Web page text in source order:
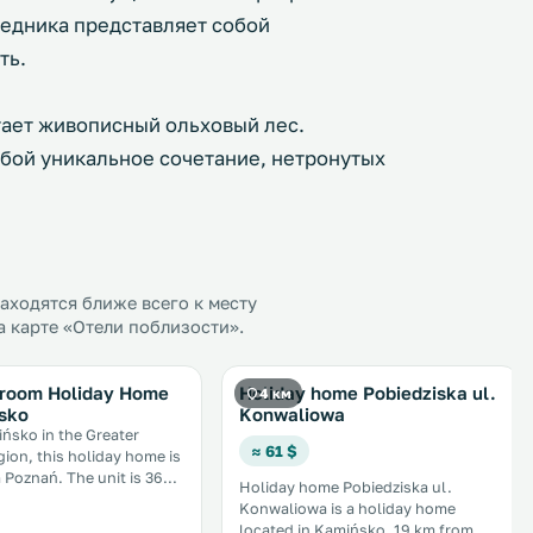
представляет собой
живописный ольховый лес.
уникальное сочетание, нетронутых
ближе всего к месту
«Отели поблизости».
Holiday Home
in the Greater
this holiday home is
The unit is 36
4 км
Holiday home Pobiedziska ul.
Konwaliowa
≈ 61 $
Holiday home Pobiedziska ul.
Konwaliowa is a holiday home